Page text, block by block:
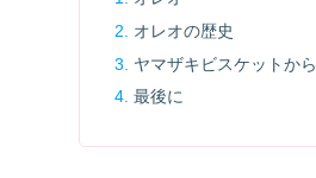
オレオの歴史
ヤマザキビスケットか
最後に